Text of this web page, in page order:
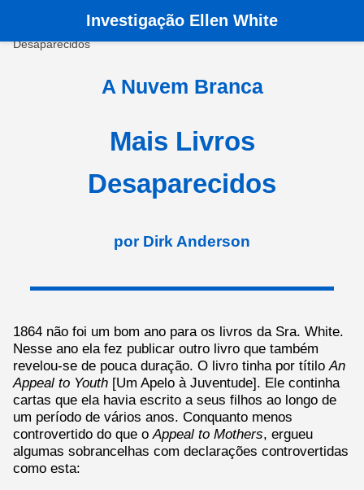
Pagina principala › Livros › A Nuvem Branca ›
Desaparecidos
Investigação Ellen White
A Nuvem Branca
Mais Livros
Desaparecidos
por Dirk Anderson
1864 não foi um bom ano para os livros da Sra. White.
Nesse ano ela fez publicar outro livro que também
revelou-se de pouca duração. O livro tinha por títilo An
Appeal to Youth [Um Apelo à Juventude]. Ele continha
cartas que ela havia escrito a seus filhos ao longo de
um período de vários anos. Conquanto menos
controvertido do que o Appeal to Mothers, ergueu
algumas sobrancelhas com declarações controvertidas
como esta: